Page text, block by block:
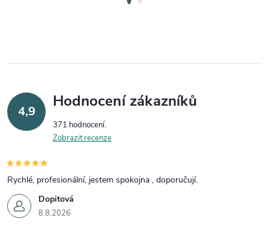
4,9
Hodnocení zákazníků
371 hodnocení
Zobrazit recenze
Dopitová
8.8.2026
Rychlé, profesionální, jestem spokojna , doporučují.